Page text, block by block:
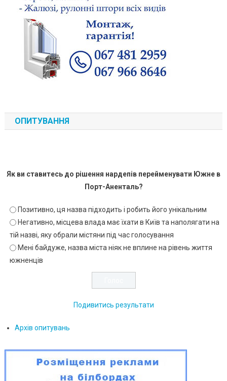
ОПИТУВАННЯ
Як ви ставитесь до рішення нардепів перейменувати Южне в
Порт-Аненталь?
Позитивно, ця назва підходить і робить його унікальним
Негативно, місцева влада має їхати в Київ та наполягати на
тій назві, яку обрали містяни під час голосування
Мені байдуже, назва міста ніяк не вплине на рівень життя
южненців
Подивитись результати
Архів опитувань